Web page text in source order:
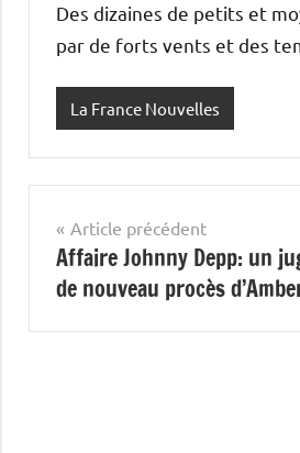
Des dizaines de petits et
par de forts vents et des
La France Nouvelles
Navigation
de
l’article
Article précédent
Affaire Johnny Depp: un
de nouveau procès